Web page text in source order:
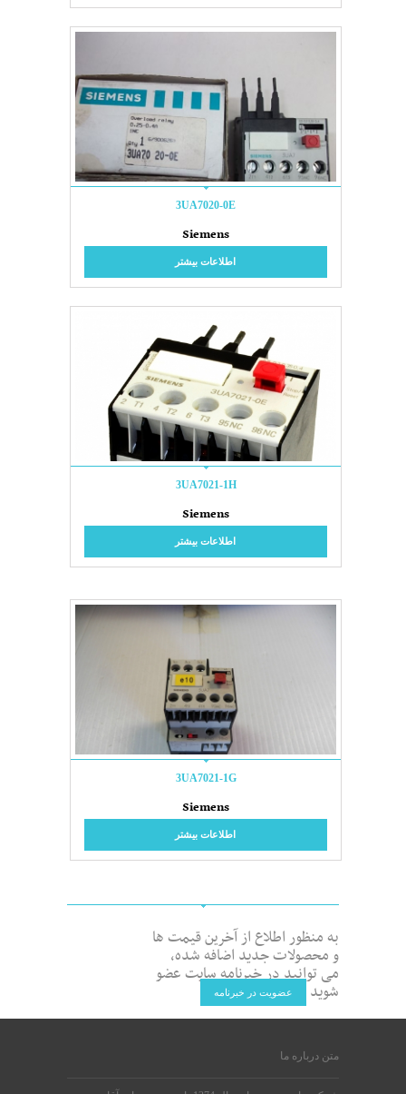
3UA7020-0E
Siemens
اطلاعات بیشتر
3UA7021-1H
Siemens
اطلاعات بیشتر
3UA7021-1G
Siemens
اطلاعات بیشتر
به منظور اطلاع از آخرین قیمت ها
و محصولات جدید اضافه شده،
می توانید در خبرنامه سایت عضو
شوید عضویت در خبرنامه
متن درباره ما